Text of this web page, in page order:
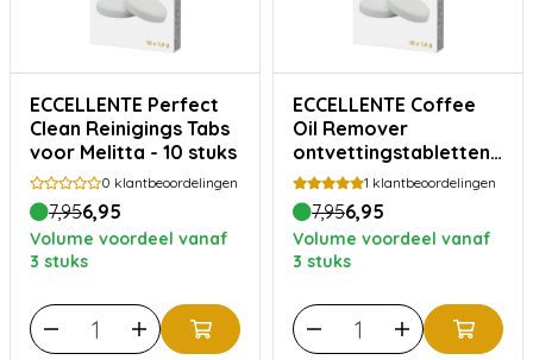
ECCELLENTE Perfect
Clean Reinigings Tabs
voor Melitta - 10 stuks
0 klantbeoordelingen
7,956,95
Volume voordeel vanaf
3 stuks
ECCELLENTE Coffee
Oil Remover
ontvettingstabletten
voor Philips Saeco - 10
stuks
1 klantbeoordelingen
7,956,95
Volume voordeel vanaf
3 stuks